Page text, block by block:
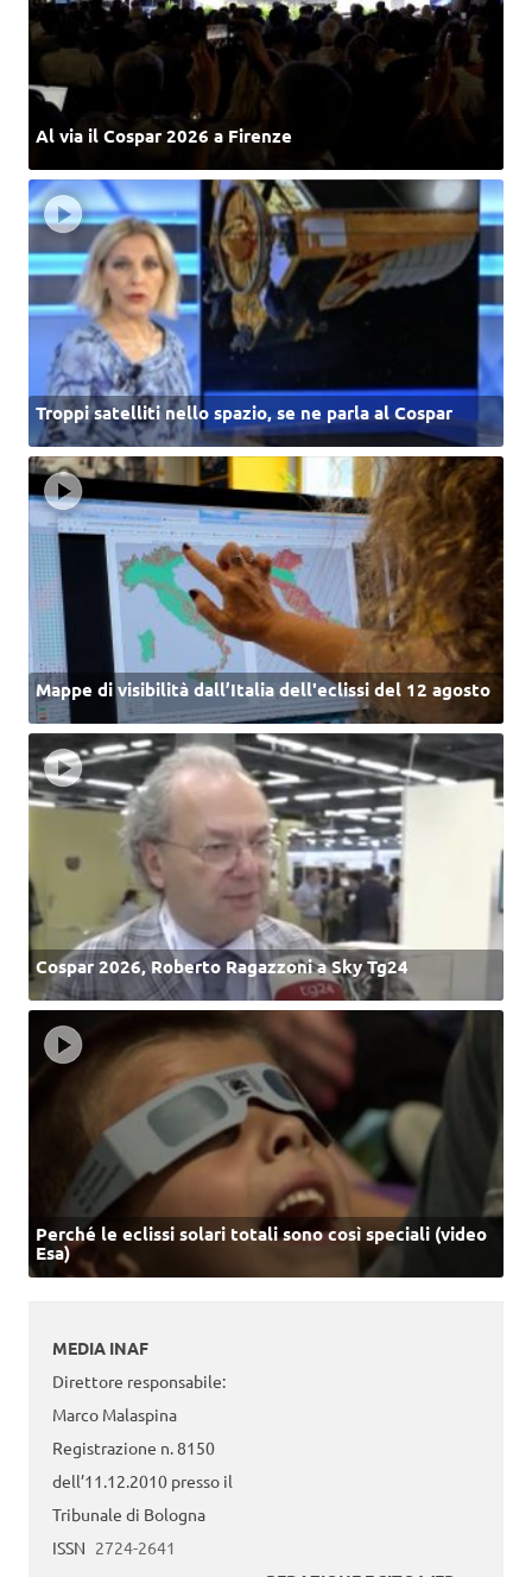
Al via il Cospar 2026 a Firenze
Troppi satelliti nello spazio, se ne parla al Cospar
Mappe di visibilità dall’Italia dell'eclissi del 12 agosto
Cospar 2026, Roberto Ragazzoni a Sky Tg24
Perché le eclissi solari totali sono così speciali (video
Esa)
MEDIA INAF
Direttore responsabile:
Marco Malaspina
Registrazione n. 8150
dell’11.12.2010 presso il
Tribunale di Bologna
ISSN 2724-2641